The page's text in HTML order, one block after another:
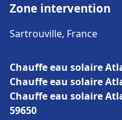
Zone intervention
Sartrouville, France
Chauffe eau solaire
Chauffe eau solaire
Chauffe eau solaire
59650